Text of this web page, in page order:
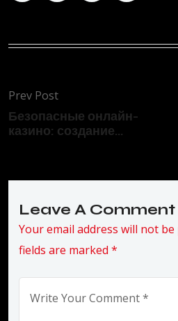
Prev Post
Безопасные онлайн-
казино: создание...
Leave A Comment
Your email address will not
fields are marked *